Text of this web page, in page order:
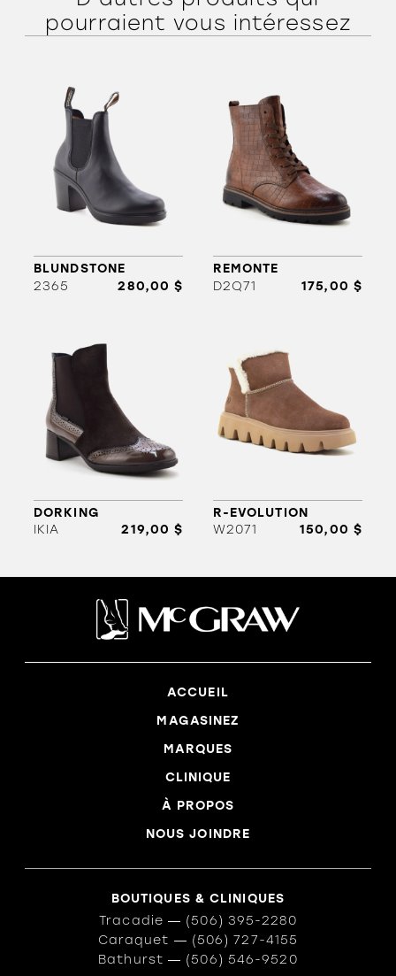
pourraient vous intéressez
BLUNDSTONE
2365
280,00 $
REMONTE
D2Q71
175,00 $
DORKING
IKIA
219,00 $
R-EVOLUTION
W2071
150,00 $
ACCUEIL
MAGASINEZ
MARQUES
CLINIQUE
À PROPOS
NOUS JOINDRE
BOUTIQUES & CLINIQUES
Tracadie ― (506) 395-2280
Caraquet ― (506) 727-4155
Bathurst ― (506) 546-9520